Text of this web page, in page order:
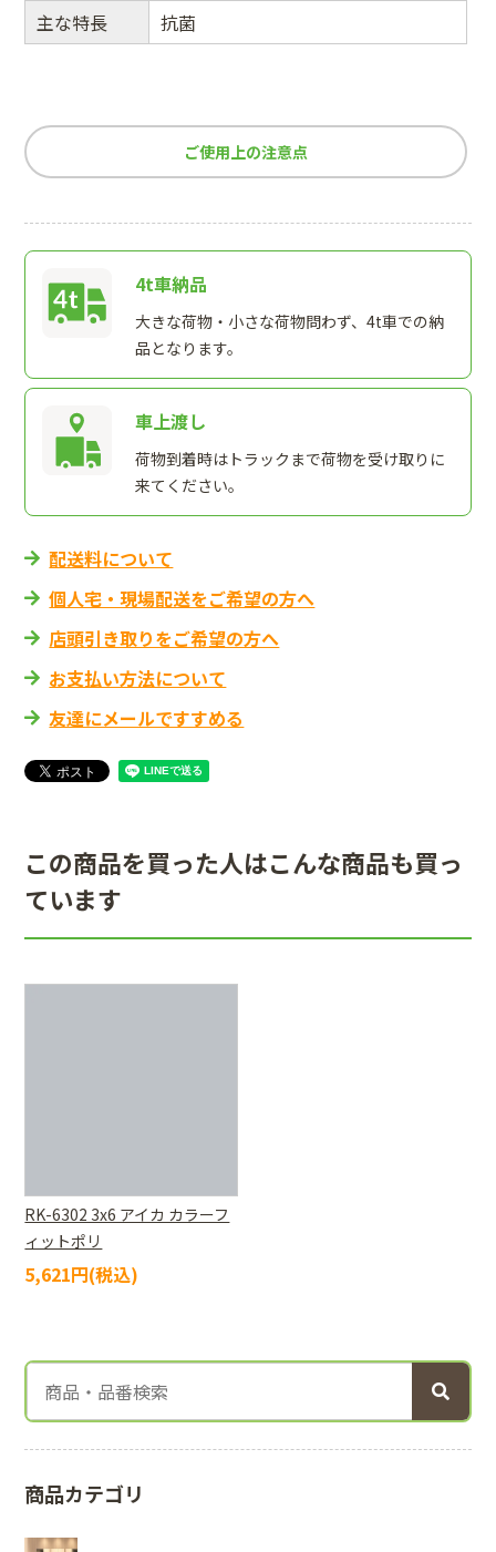
主な特長 抗菌
ご使用上の注意点
4t車納品
大きな荷物・小さな荷物問わず、4t車での納
品となります。
車上渡し
荷物到着時はトラックまで荷物を受け取りに
来てください。
配送料について
個人宅・現場配送をご希望の方へ
店頭引き取りをご希望の方へ
お支払い方法について
友達にメールですすめる
この商品を買った人はこんな商品も買っ
ています
RK-6302 3x6 アイカ カラーフ
ィットポリ
5,621円(税込)
商品カテゴリ